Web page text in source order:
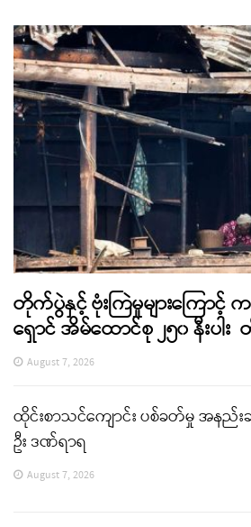
တိုက်ပွဲနှင့် ဗုံးကြဲမှုများကြောင့်
ရှောင် အိမ်ထောင်စု ၂၅၀ နီးပါး
August 7, 2026
ထိုင်းစာသင်ကျောင်း ပစ်ခတ်မှု အနည်းဆုံ
ဦး ဒဏ်ရာရ
August 7, 2026